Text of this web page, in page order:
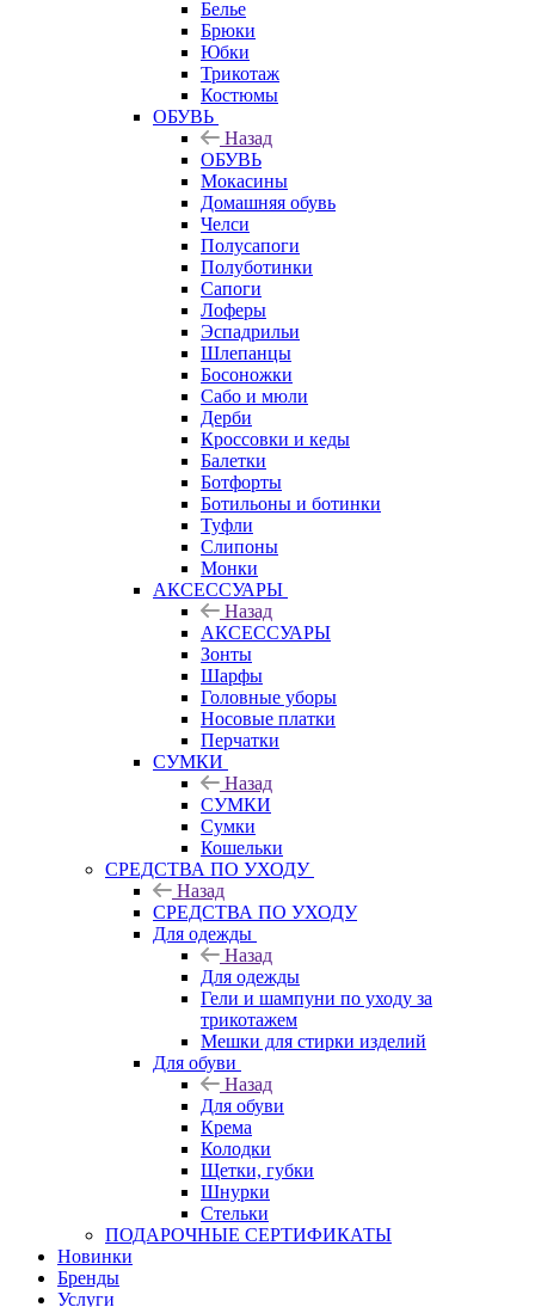
Белье
Брюки
Юбки
Трикотаж
Костюмы
ОБУВЬ
Назад
ОБУВЬ
Мокасины
Домашняя обувь
Челси
Полусапоги
Полуботинки
Сапоги
Лоферы
Эспадрильи
Шлепанцы
Босоножки
Сабо и мюли
Дерби
Кроссовки и кеды
Балетки
Ботфорты
Ботильоны и ботинки
Туфли
Слипоны
Монки
АКСЕССУАРЫ
Назад
АКСЕССУАРЫ
Зонты
Шарфы
Головные уборы
Носовые платки
Перчатки
СУМКИ
Назад
СУМКИ
Сумки
Кошельки
CРЕДСТВА ПО УХОДУ
Назад
CРЕДСТВА ПО УХОДУ
Для одежды
Назад
Для одежды
Гели и шампуни по уходу за
трикотажем
Мешки для стирки изделий
Для обуви
Назад
Для обуви
Крема
Колодки
Щетки, губки
Шнурки
Стельки
ПОДАРОЧНЫЕ СЕРТИФИКАТЫ
Новинки
Бренды
Услуги